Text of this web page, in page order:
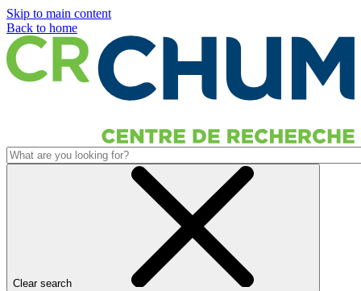
Skip to main content
Back to home
Clear search